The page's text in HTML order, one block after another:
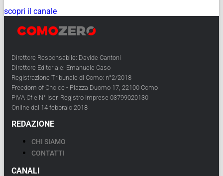
scopri il canale
Direttore Responsabile: Davide Cantoni
Direttore Editoriale: Emanuele Caso
Registrazione Tribunale di Como: n°2/2018
Freedom of Choice - Piazza Duomo 17, 22100 Como
PIVA Cf e N° Iscr. Registro Imprese 03799020130
Online dal 14 febbraio 2018
REDAZIONE
CHI SIAMO
CONTATTI
CANALI